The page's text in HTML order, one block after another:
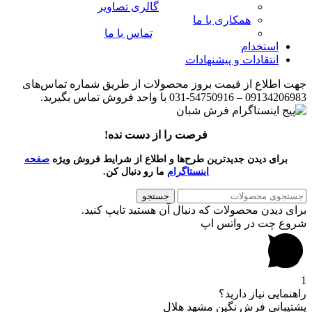
گالری تصاویر
همکاری با ما
تماس با ما
استخدام
انتقادات و پیشنهادات
جهت اطلاع از قیمت بروز محصولات از طریق شماره تماس‌‌های
09134206983 – 54750916-031 با واحد فروش تماس بگیرید.
فرصت را از دست نده!
برای دیدن جدیدترین طرح‌ها و اطلاع از شرایط فروش ویژه صفحه
اینستاگرام ما رو دنبال کن.
جستجو
برای دیدن محصولات که دنبال آن هستید تایپ کنید.
شروع چت در واتس اپ
1
راهنمایی نیاز دارید؟
پشتیبانی فرش نگین مشهد هلال